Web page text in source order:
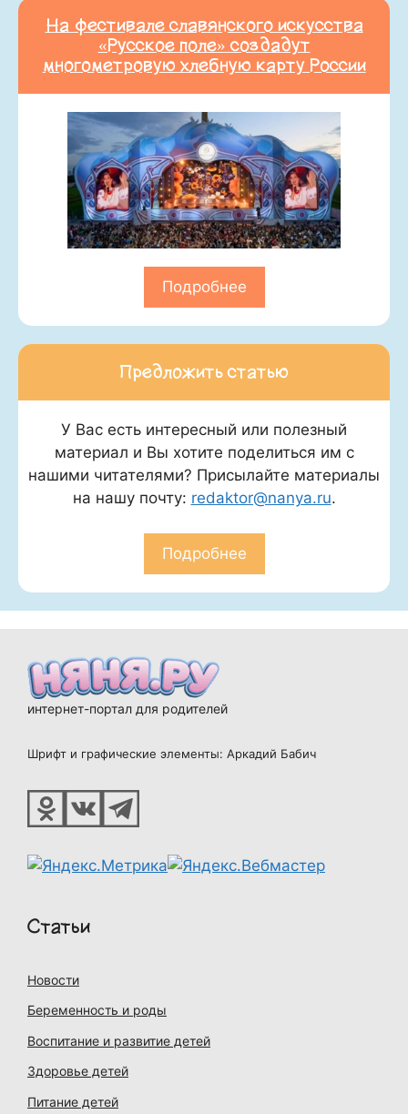
На фестивале славянского искусства
«Русское поле» создадут
многометровую хлебную карту России
Подробнее
Предложить статью
У Вас есть интересный или полезный
материал и Вы хотите поделиться им с
нашими читателями? Присылайте материалы
на нашу почту: redaktor@nanya.ru.
Подробнее
интернет-портал для родителей
Шрифт и графические элементы: Аркадий Бабич
Статьи
Новости
Беременность и роды
Воспитание и развитие детей
Здоровье детей
Питание детей